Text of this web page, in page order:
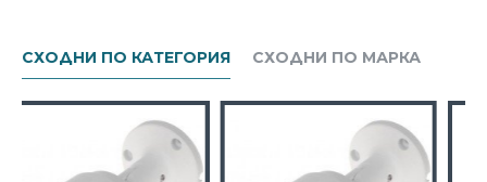
СХОДНИ ПО КАТЕГОРИЯ СХОДНИ ПО МАРКА